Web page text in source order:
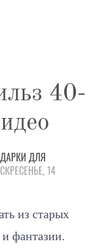
40-
ДЛЯ
14
из старых
фантазии.